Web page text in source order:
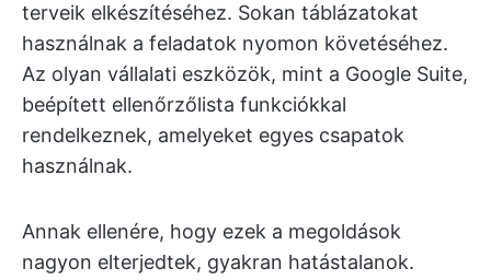
terveik elkészítéséhez. Sokan táblázatokat
használnak a feladatok nyomon követéséhez.
Az olyan vállalati eszközök, mint a Google Suite,
beépített ellenőrzőlista funkciókkal
rendelkeznek, amelyeket egyes csapatok
használnak.
Annak ellenére, hogy ezek a megoldások
nagyon elterjedtek, gyakran hatástalanok.